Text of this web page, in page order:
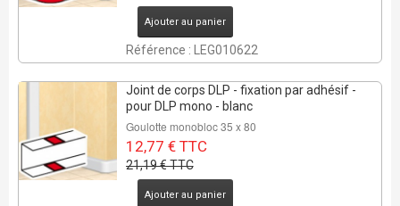
Ajouter au panier
Référence : LEG010622
Joint de corps DLP - fixation par adhésif -
pour DLP mono - blanc
Goulotte monobloc 35 x 80
12,77 € TTC
21,19 € TTC
Ajouter au panier